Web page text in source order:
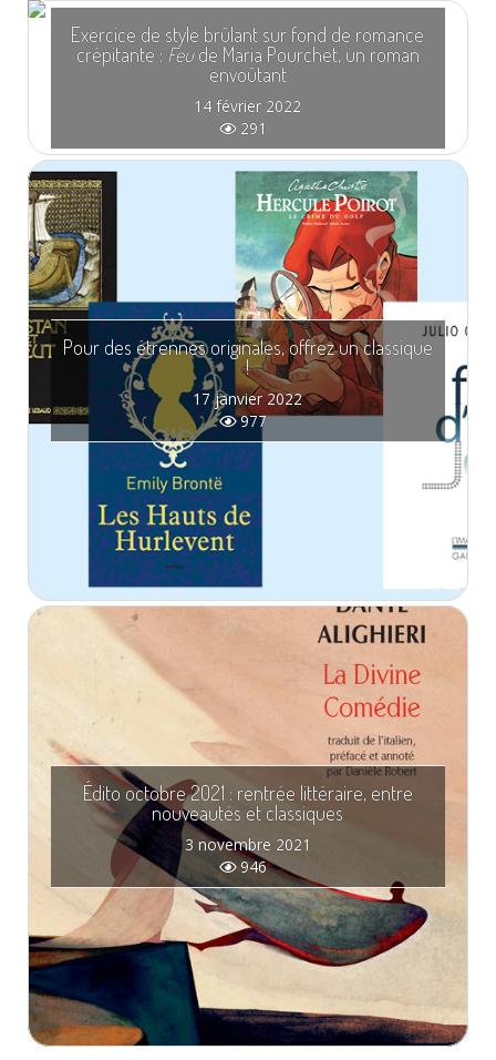
Exercice de style brûlant sur fond de romance
crépitante : Feude Maria Pourchet, un roman
envoûtant
14 février 2022
291
Pour des étrennes originales, offrez un classique
!
17 janvier 2022
977
Édito octobre 2021 : rentrée littéraire, entre
nouveautés et classiques
3 novembre 2021
946